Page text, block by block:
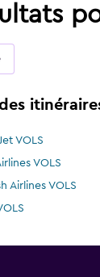
VOLS
VOLS
Airlines VOLS